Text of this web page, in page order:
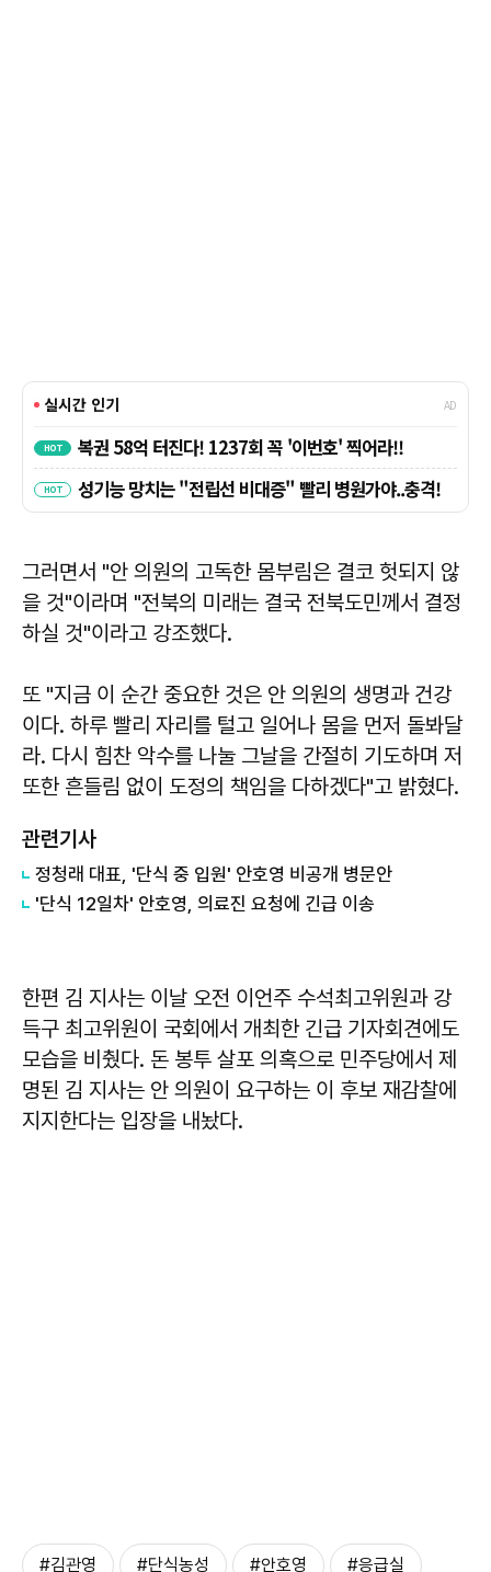
그러면서 "안 의원의 고독한 몸부림은 결코 헛되지 않
을 것"이라며 "전북의 미래는 결국 전북도민께서 결정
하실 것"이라고 강조했다.
또 "지금 이 순간 중요한 것은 안 의원의 생명과 건강
이다. 하루 빨리 자리를 털고 일어나 몸을 먼저 돌봐달
라. 다시 힘찬 악수를 나눌 그날을 간절히 기도하며 저
또한 흔들림 없이 도정의 책임을 다하겠다"고 밝혔다.
관련기사
정청래 대표, '단식 중 입원' 안호영 비공개 병문안
'단식 12일차' 안호영, 의료진 요청에 긴급 이송
한편 김 지사는 이날 오전 이언주 수석최고위원과 강
득구 최고위원이 국회에서 개최한 긴급 기자회견에도
모습을 비췄다. 돈 봉투 살포 의혹으로 민주당에서 제
명된 김 지사는 안 의원이 요구하는 이 후보 재감찰에
지지한다는 입장을 내놨다.
#김관영 #단식농성 #안호영 #응급실